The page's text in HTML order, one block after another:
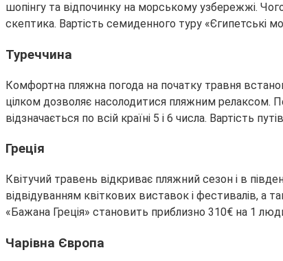
шопінгу та відпочинку на морському узбережжі.
скептика. Вартість семиденного туру «Єгипетські
Туреччина
Комфортна пляжна погода на початку травня
цілком дозволяє насолодитися пляжним релаксом.
відзначається по всій країні 5 і 6 числа. Вартість
Греція
Квітучий травень відкриває пляжний сезон і в
відвідуванням квіткових виставок і фестивалів,
«Бажана Греція» становить приблизно 310€ на 1
Чарівна Європа